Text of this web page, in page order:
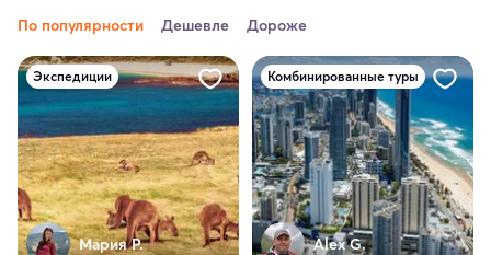
По популярности Дешевле Дороже
Экспедиции
Мария Р.
Комбинированные туры
Alex G.